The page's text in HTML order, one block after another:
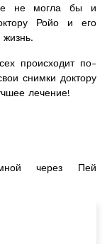
не могла бы и
Ройо и его
происходит по-
снимки доктору
лечение!
через Пей